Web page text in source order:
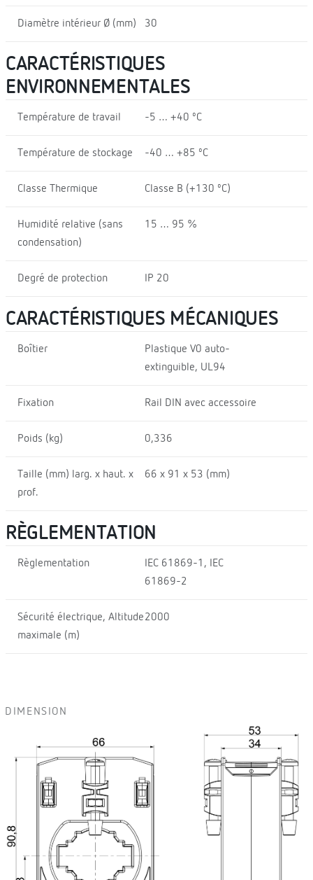
Diamètre intérieur Ø (mm) 30
CARACTÉRISTIQUES
ENVIRONNEMENTALES
Température de travail -5 … +40 ºC
Température de stockage -40 … +85 ºC
Classe Thermique Classe B (+130 ºC)
Humidité relative (sans
condensation)
15 … 95 %
Degré de protection IP 20
CARACTÉRISTIQUES MÉCANIQUES
Boîtier
Plastique V0 auto-
extinguible, UL94
Fixation Rail DIN avec accessoire
Poids (kg) 0,336
Taille (mm) larg. x haut. x
prof.
66 x 91 x 53 (mm)
RÈGLEMENTATION
Règlementation
IEC 61869-1, IEC
61869-2
Sécurité électrique, Altitude
maximale (m)
2000
DIMENSION